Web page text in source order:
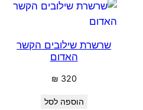
שרשרת שילובים הקשר
האדום
₪ 320
הוספה לסל